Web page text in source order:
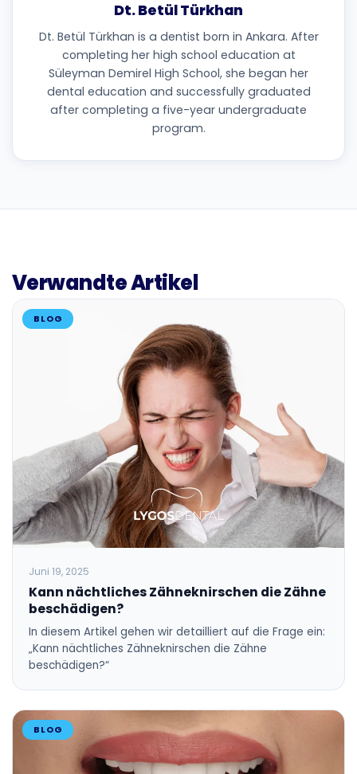
Dt. Betül Türkhan
Dt. Betül Türkhan is a dentist born in Ankara. After
completing her high school education at
Süleyman Demirel High School, she began her
dental education and successfully graduated
after completing a five-year undergraduate
program.
Verwandte Artikel
BLOG
Juni 19, 2025
Kann nächtliches Zähneknirschen die Zähne
beschädigen?
In diesem Artikel gehen wir detailliert auf die Frage ein:
„Kann nächtliches Zähneknirschen die Zähne
beschädigen?“
BLOG